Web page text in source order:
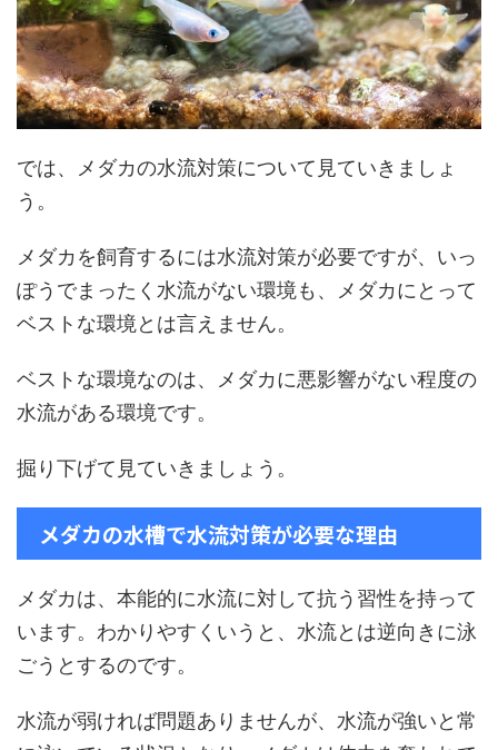
では、メダカの水流対策について見ていきましょ
う。
メダカを飼育するには水流対策が必要ですが、いっ
ぽうでまったく水流がない環境も、メダカにとって
ベストな環境とは言えません。
ベストな環境なのは、メダカに悪影響がない程度の
水流がある環境です。
掘り下げて見ていきましょう。
メダカの水槽で水流対策が必要な理由
メダカは、本能的に水流に対して抗う習性を持って
います。わかりやすくいうと、水流とは逆向きに泳
ごうとするのです。
水流が弱ければ問題ありませんが、水流が強いと常